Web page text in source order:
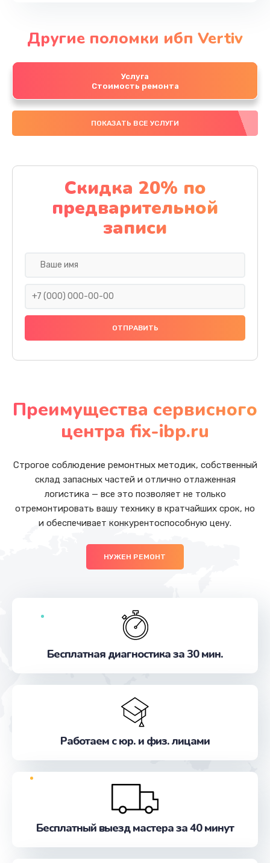
Другие поломки ибп Vertiv
Услуга
Стоимость ремонта
ПОКАЗАТЬ ВСЕ УСЛУГИ
Скидка 20% по
предварительной
записи
Преимущества сервисного
центра fix-ibp.ru
Строгое соблюдение ремонтных методик, собственный
склад запасных частей и отлично отлаженная
логистика — все это позволяет не только
отремонтировать вашу технику в кратчайших срок, но
и обеспечивает конкурентоспособную цену.
НУЖЕН РЕМОНТ
Бесплатная диагностика за 30 мин.
Работаем с юр. и физ. лицами
Бесплатный выезд мастера за 40 минут